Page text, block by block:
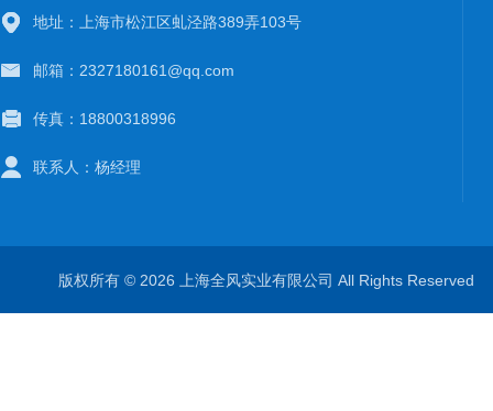
地址：上海市松江区虬泾路389弄103号
邮箱：2327180161@qq.com
传真：18800318996
联系人：杨经理
版权所有 © 2026 上海全风实业有限公司 All Rights